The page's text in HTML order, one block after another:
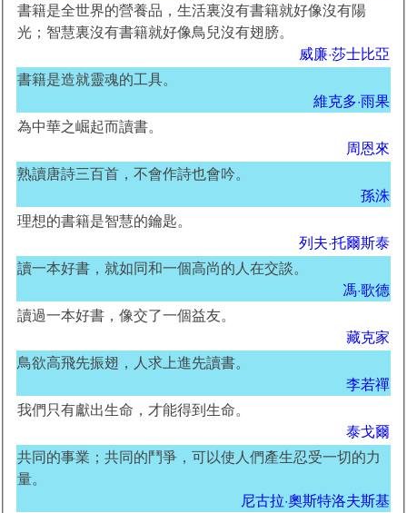
書籍是全世界的營養品，生活裏沒有書籍就好像沒有陽
光；智慧裏沒有書籍就好像鳥兒沒有翅膀。
威廉·莎士比亞
書籍是造就靈魂的工具。
維克多·雨果
為中華之崛起而讀書。
周恩來
熟讀唐詩三百首，不會作詩也會吟。
孫洙
理想的書籍是智慧的鑰匙。
列夫·托爾斯泰
讀一本好書，就如同和一個高尚的人在交談。
馮·歌德
讀過一本好書，像交了一個益友。
藏克家
鳥欲高飛先振翅，人求上進先讀書。
李若禪
我們只有獻出生命，才能得到生命。
泰戈爾
共同的事業；共同的鬥爭，可以使人們產生忍受一切的力
量。
尼古拉·奧斯特洛夫斯基